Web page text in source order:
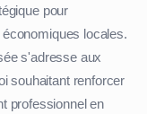
pour
locales.
s'adresse aux
souhaitant renforcer
professionnel en